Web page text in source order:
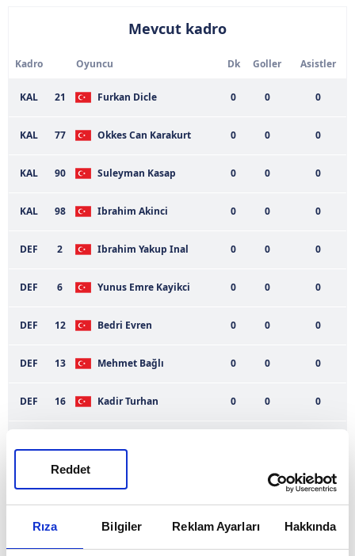
Rıza Bilgiler Reklam Ayarları Hakkında
Reddet
Mevcut kadro
Kadro Oyuncu Dk Goller Asistler
KAL 21 Furkan Dicle 0 0 0
KAL 77 Okkes Can Karakurt 0 0 0
KAL 90 Suleyman Kasap 0 0 0
KAL 98 Ibrahim Akinci 0 0 0
DEF 2 Ibrahim Yakup Inal 0 0 0
DEF 6 Yunus Emre Kayikci 0 0 0
DEF 12 Bedri Evren 0 0 0
DEF 13 Mehmet Bağlı 0 0 0
DEF 16 Kadir Turhan 0 0 0
21 0 0
DEF 34 Erhan Kurt 0 0 0